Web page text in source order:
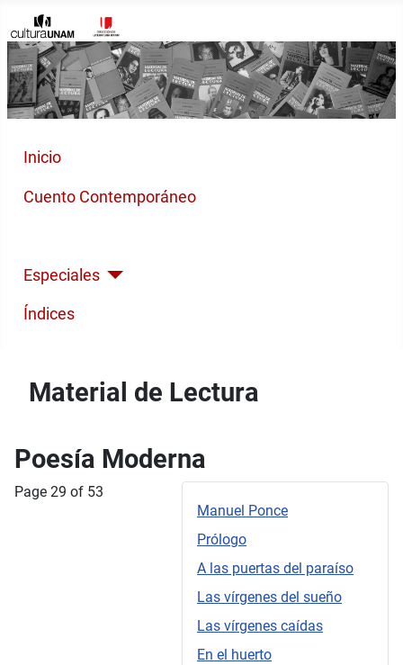
Inicio
Cuento Contemporáneo
Especiales
Índices
Material de Lectura
Poesía Moderna
Manuel Ponce
Prólogo
A las puertas del paraíso
Las vírgenes del sueño
Las vírgenes caídas
En el huerto
Page 29 of 53